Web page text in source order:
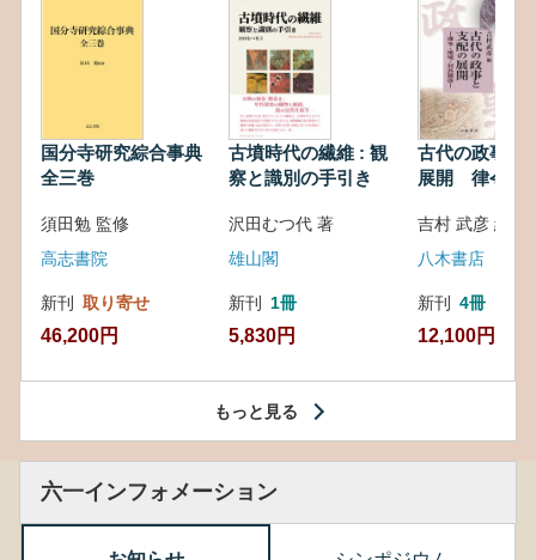
国分寺研究綜合事典
全三巻
須田勉 監修
高志書院
新刊 取り寄せ
46,200円
古墳時代の繊維 : 観
察と識別の手引き
沢田むつ代 著
雄山閣
新刊 1冊
5,830円
古代の政事と
展開 律令・
吉村 武彦 編集
八木書店
新刊 4冊
12,100円
もっと見る
六一インフォメーション